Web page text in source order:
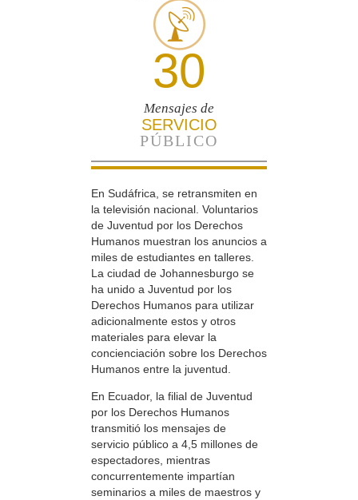
30
Mensajes de
SERVICIO
PÚBLICO
En Sudáfrica, se retransmiten en
la televisión nacional. Voluntarios
de Juventud por los Derechos
Humanos muestran los anuncios a
miles de estudiantes en talleres.
La ciudad de Johannesburgo se
ha unido a Juventud por los
Derechos Humanos para utilizar
adicionalmente estos y otros
materiales para elevar la
concienciación sobre los Derechos
Humanos entre la juventud.
En Ecuador, la filial de Juventud
por los Derechos Humanos
transmitió los mensajes de
servicio público a 4,5 millones de
espectadores, mientras
concurrentemente impartían
seminarios a miles de maestros y